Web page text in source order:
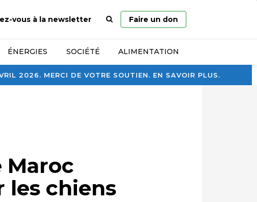
2026. MERCI DE VOTRE SOUTIEN. EN SAVOIR PLUS.
vous à la newsletter
Page
d’accueil
Faire un don
ÉNERGIES SOCIÉTÉ ALIMENTATION
les chiens